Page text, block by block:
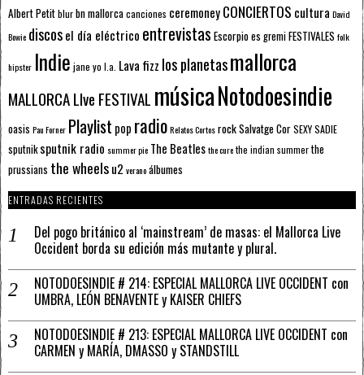
Albert Petitblurbn mallorcacanciones ceremoneyCONCIERTOS cultura David
Bowie discosel día eléctrico entrevistas Escorpioes gremiFESTIVALES folk
hipster Indie jane yo l.a. Lava fizz los planetasmallorca
MALLORCA LIve FESTIVAL músicaNotodoesindie
oasis Pau Forner Playlist pop radioRelatos CortosrockSalvatge CorSEXY SADIE
sputnik sputnik radio summer pie The Beatlesthe curethe indian summerthe
prussians the wheelsu2 veranoálbumes
ENTRADAS RECIENTES
Del pogo británico al ‘mainstream’ de masas: el Mallorca Live
Occident borda su edición más mutante y plural.
NOTODOESINDIE # 214: ESPECIAL MALLORCA LIVE OCCIDENT con
UMBRA, LEÓN BENAVENTE y KAISER CHIEFS
NOTODOESINDIE # 213: ESPECIAL MALLORCA LIVE OCCIDENT con
CARMEN y MARÍA, DMASSO y STANDSTILL